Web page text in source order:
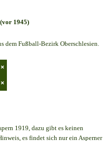
1945)
dem Fußball-Bezirk Oberschlesien.
×
×
1919, dazu gibt es keinen
es findet sich nur ein Asperner